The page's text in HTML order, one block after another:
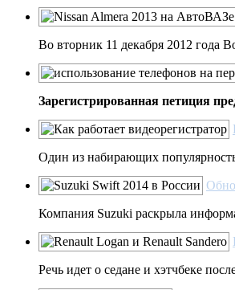
Во вторник 11 декабря 2012 года
Зарегистрированная петиция
Один из набирающих
Компания Suzuki раскрыла
Речь идет о седане и хэтчбеке